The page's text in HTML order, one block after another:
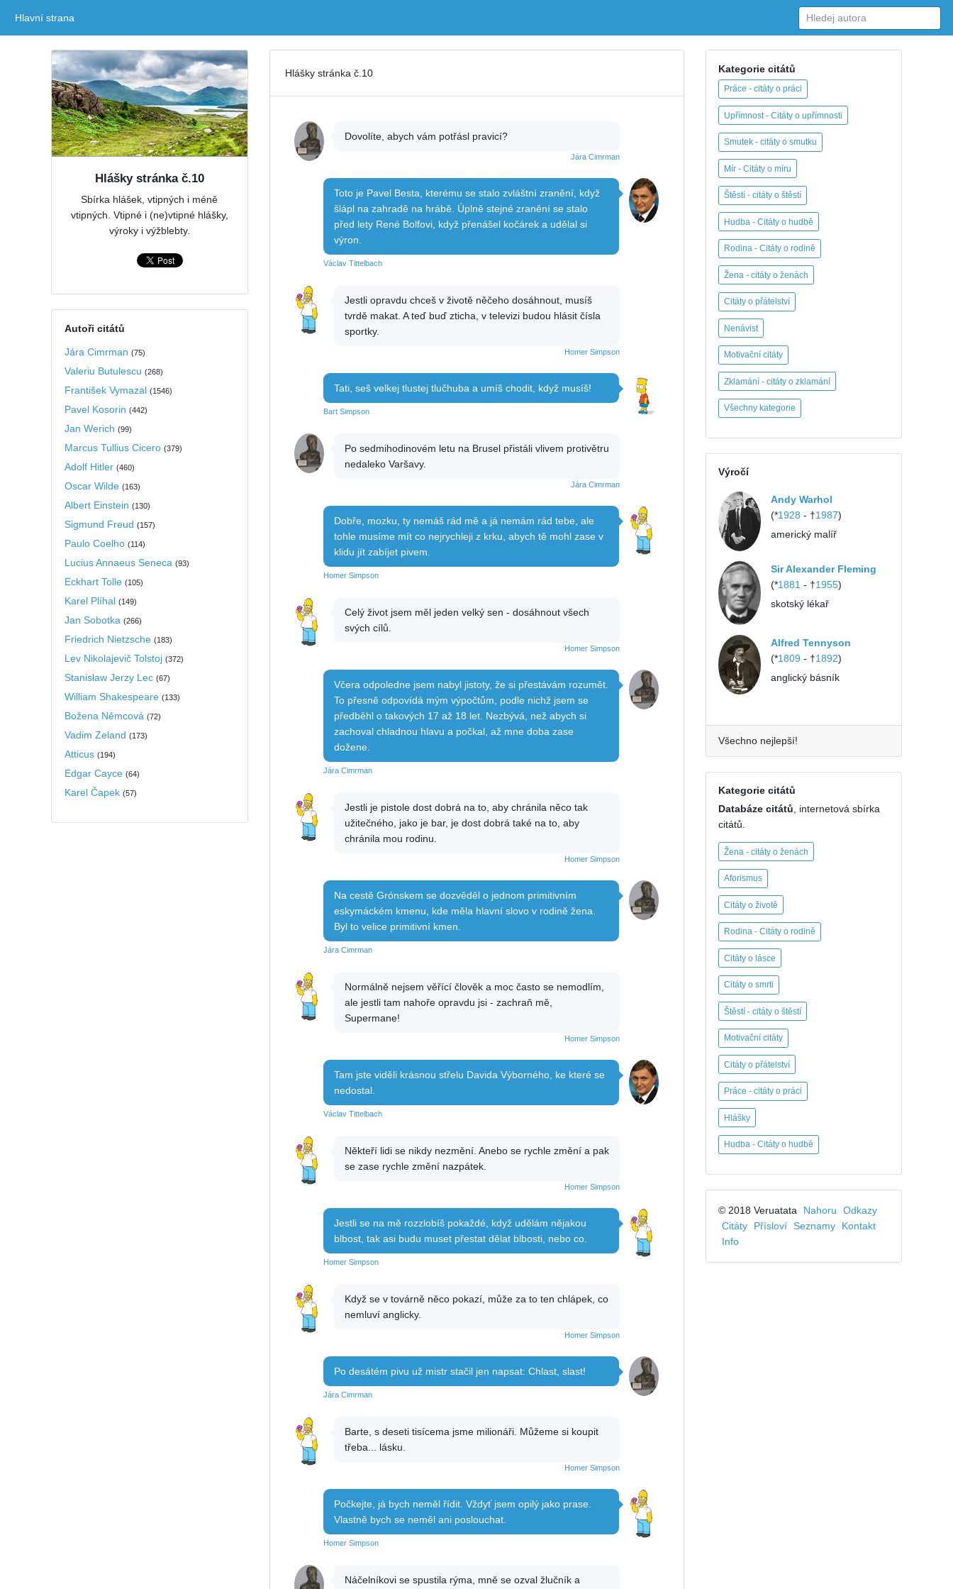
Hlavní strana
Hlášky stránka č.10
Sbírka hlášek, vtipných i méně
vtipných. Vtipné i (ne)vtipné hlášky,
výroky i výžblebty.
Autoři citátů
Jára Cimrman (75)
Valeriu Butulescu (268)
František Vymazal (1546)
Pavel Kosorin (442)
Jan Werich (99)
Marcus Tullius Cicero (379)
Adolf Hitler (460)
Oscar Wilde (163)
Albert Einstein (130)
Sigmund Freud (157)
Paulo Coelho (114)
Lucius Annaeus Seneca (93)
Eckhart Tolle (105)
Karel Plíhal (149)
Jan Sobotka (266)
Friedrich Nietzsche (183)
Lev Nikolajevič Tolstoj (372)
Stanisław Jerzy Lec (67)
William Shakespeare (133)
Božena Němcová (72)
Vadim Zeland (173)
Atticus (194)
Edgar Cayce (64)
Karel Čapek (57)
Hlášky stránka č.10
Dovolíte, abych vám potřásl pravicí?
Jára Cimrman
Toto je Pavel Besta, kterému se stalo zvláštní zranění, když
šlápl na zahradě na hrábě. Úplně stejné zranění se stalo
před lety René Bolfovi, když přenášel kočárek a udělal si
výron.
Václav Tittelbach
Jestli opravdu chceš v životě něčeho dosáhnout, musíš
tvrdě makat. A teď buď zticha, v televizi budou hlásit čísla
sportky.
Homer Simpson
Tati, seš velkej tlustej tlučhuba a umíš chodit, když musíš!
Bart Simpson
Po sedmihodinovém letu na Brusel přistáli vlivem protivětru
nedaleko Varšavy.
Jára Cimrman
Dobře, mozku, ty nemáš rád mě a já nemám rád tebe, ale
tohle musíme mít co nejrychleji z krku, abych tě mohl zase v
klidu jít zabíjet pivem.
Homer Simpson
Celý život jsem měl jeden velký sen - dosáhnout všech
svých cílů.
Homer Simpson
Včera odpoledne jsem nabyl jistoty, že si přestávám rozumět.
To přesně odpovídá mým výpočtům, podle nichž jsem se
předběhl o takových 17 až 18 let. Nezbývá, než abych si
zachoval chladnou hlavu a počkal, až mne doba zase
dožene.
Jára Cimrman
Jestli je pistole dost dobrá na to, aby chránila něco tak
užitečného, jako je bar, je dost dobrá také na to, aby
chránila mou rodinu.
Homer Simpson
Na cestě Grónskem se dozvěděl o jednom primitivním
eskymáckém kmenu, kde měla hlavní slovo v rodině žena.
Byl to velice primitivní kmen.
Jára Cimrman
Normálně nejsem věřící člověk a moc často se nemodlím,
ale jestli tam nahoře opravdu jsi - zachraň mě,
Supermane!
Homer Simpson
Tam jste viděli krásnou střelu Davida Výborného, ke které se
nedostal.
Václav Tittelbach
Někteří lidi se nikdy nezmění. Anebo se rychle změní a pak
se zase rychle změní nazpátek.
Homer Simpson
Jestli se na mě rozzlobíš pokaždé, když udělám nějakou
blbost, tak asi budu muset přestat dělat blbosti, nebo co.
Homer Simpson
Když se v továrně něco pokazí, může za to ten chlápek, co
nemluví anglicky.
Homer Simpson
Po desátém pivu už mistr stačil jen napsat: Chlast, slast!
Jára Cimrman
Barte, s deseti tisícema jsme milionáři. Můžeme si koupit
třeba... lásku.
Homer Simpson
Počkejte, já bych neměl řídit. Vždyť jsem opilý jako prase.
Vlastně bych se neměl ani poslouchat.
Homer Simpson
Náčelníkovi se spustila rýma, mně se ozval žlučník a
Kategorie citátů
Práce - citáty o práci
Upřímnost - Citáty o upřímnosti
Smutek - citáty o smutku
Mír - Citáty o míru
Štěstí - citáty o štěstí
Hudba - Citáty o hudbě
Rodina - Citáty o rodině
Žena - citáty o ženách
Citáty o přátelství
Nenávist
Motivační citáty
Zklamání - citáty o zklamání
Všechny kategorie
Výročí
Andy Warhol
(*1928 - †1987)
americký malíř
Sir Alexander Fleming
(*1881 - †1955)
skotský lékař
Alfred Tennyson
(*1809 - †1892)
anglický básník
Všechno nejlepší!
Kategorie citátů
Databáze citátů, internetová sbírka
citátů.
Žena - citáty o ženách
Aforismus
Citáty o životě
Rodina - Citáty o rodině
Citáty o lásce
Citáty o smrti
Štěstí - citáty o štěstí
Motivační citáty
Citáty o přátelství
Práce - citáty o práci
Hlášky
Hudba - Citáty o hudbě
© 2018 Veruatata Nahoru
Odkazy
Citáty
Přísloví Seznamy
Kontakt
Info